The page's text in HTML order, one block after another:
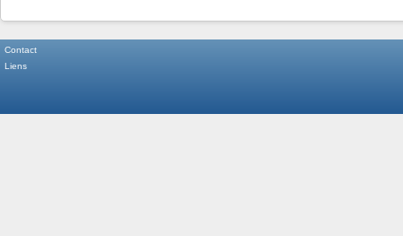
Contact
Liens